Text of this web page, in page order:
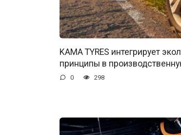
KAMA TYRES интегрирует
принципы в
0 298